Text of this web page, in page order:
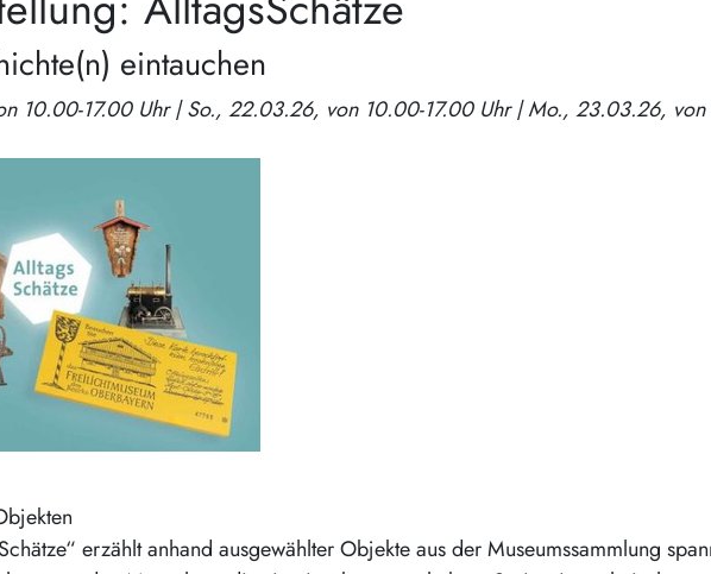
eintauchen
erzählt anhand ausgewählter Objekte aus der Museumssammlung